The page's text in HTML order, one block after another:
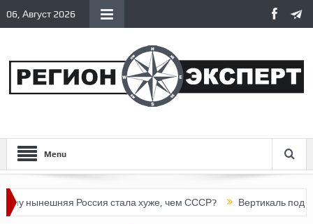
06, Август 2026
Menu
Россия стала хуже, чем СССР? Вертикаль под